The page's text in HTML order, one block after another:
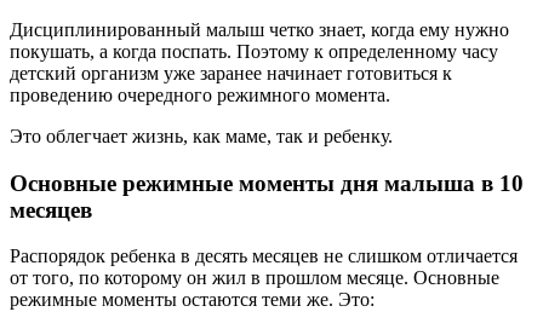
Дисциплинированный малыш четко знает, когда ему нужно
покушать, а когда поспать. Поэтому к определенному часу
детский организм уже заранее начинает готовиться к
проведению очередного режимного момента.
Это облегчает жизнь, как маме, так и ребенку.
Основные режимные моменты дня малыша в 10
месяцев
Распорядок ребенка в десять месяцев не слишком отличается
от того, по которому он жил в прошлом месяце. Основные
режимные моменты остаются теми же. Это: